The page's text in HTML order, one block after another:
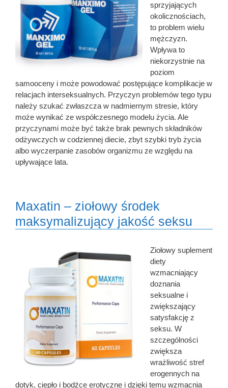
sprzyjających
okolicznościach,
to problem wielu
mężczyzn.
Wpływa to
niekorzystnie na
poziom
samooceny i może powodować postępujące komplikacje w
relacjach interseksualnych. Przyczyn problemów tego typu
należy szukać zwłaszcza w nadmiernym stresie, który
może wynikać ze współczesnego modelu życia. Ale
przyczynami może być także brak pewnych składników
odżywczych w codziennej diecie, zbyt szybki tryb życia
albo wyczerpanie zasobów organizmu ze względu na
upływające lata.
Maxatin – ziołowy środek
maksymalizujący jakość seksu
Ziołowy suplement
diety
wzmacniający
doznania
seksualne i
zwiększający
satysfakcję z
seksu. W
szczególności
zwiększa
wrażliwość stref
erogennych na
dotyk, ciepło i bodźce erotyczne i dzięki temu wzmacnia